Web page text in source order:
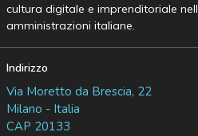
cultura digitale e imprenditoriale
amministrazioni italiane.
Indirizzo
Via Moretto da Brescia, 22
Milano - Italia
CAP 20133